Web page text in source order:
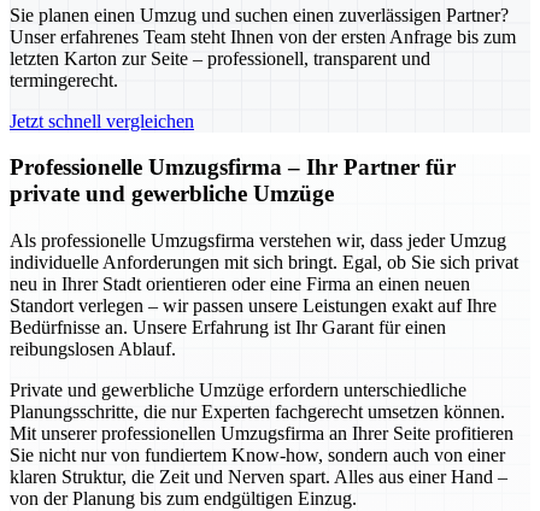
Sie planen einen Umzug und suchen einen zuverlässigen Partner?
Unser erfahrenes Team steht Ihnen von der ersten Anfrage bis zum
letzten Karton zur Seite – professionell, transparent und
termingerecht.
Jetzt schnell vergleichen
Professionelle Umzugsfirma – Ihr Partner für
private und gewerbliche Umzüge
Als professionelle Umzugsfirma verstehen wir, dass jeder Umzug
individuelle Anforderungen mit sich bringt. Egal, ob Sie sich privat
neu in Ihrer Stadt orientieren oder eine Firma an einen neuen
Standort verlegen – wir passen unsere Leistungen exakt auf Ihre
Bedürfnisse an. Unsere Erfahrung ist Ihr Garant für einen
reibungslosen Ablauf.
Private und gewerbliche Umzüge erfordern unterschiedliche
Planungsschritte, die nur Experten fachgerecht umsetzen können.
Mit unserer professionellen Umzugsfirma an Ihrer Seite profitieren
Sie nicht nur von fundiertem Know-how, sondern auch von einer
klaren Struktur, die Zeit und Nerven spart. Alles aus einer Hand –
von der Planung bis zum endgültigen Einzug.